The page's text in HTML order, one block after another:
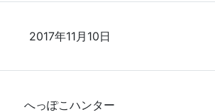
2017年11月10日
へっぽこハンター